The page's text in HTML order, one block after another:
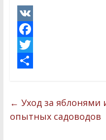
V
K
F
a
b
T
tп
← Уход за яблонями
опытных садоводов